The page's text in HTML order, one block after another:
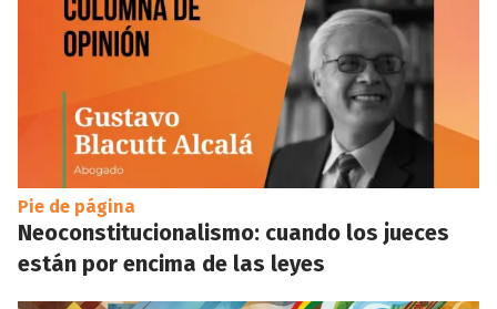
Pie de página
Neoconstitucionalismo: cuando los jueces
están por encima de las leyes